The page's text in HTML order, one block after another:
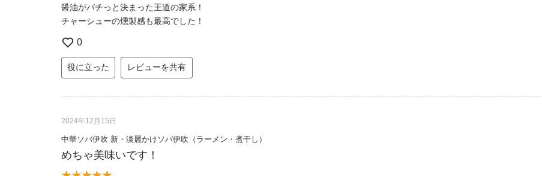
醤油がバチっと決まった王道の家系！
チャーシューの燻製感も最高でした！
0
役に立った レビューを共有
2024年12月15日
中華ソバ伊吹 新・淡麗かけソバ伊吹（ラーメン・煮干し）
めちゃ美味いです！